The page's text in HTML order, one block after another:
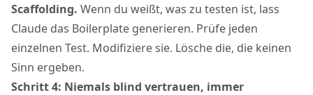
Scaffolding. Wenn du weißt, was zu testen ist, lass
Claude das Boilerplate generieren. Prüfe jeden
einzelnen Test. Modifiziere sie. Lösche die, die keinen
Sinn ergeben.
Schritt 4: Niemals blind vertrauen, immer